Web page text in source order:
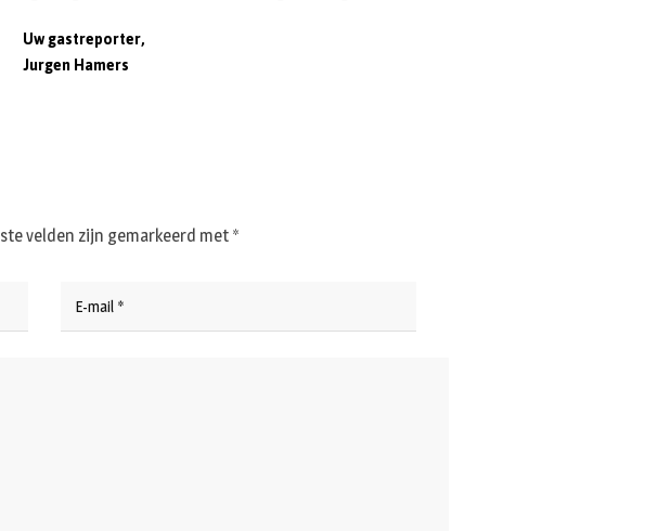
Uw gastreporter,
Jurgen Hamers
velden zijn gemarkeerd met *